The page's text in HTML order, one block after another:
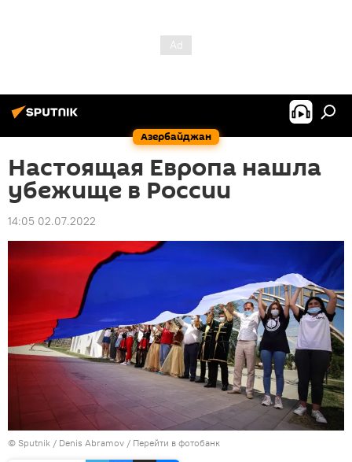
Азербайджан
Настоящая Европа нашла
убежище в России
14:05 02.07.2022
© Sputnik / Denis Abramov / Перейти в фотобанк